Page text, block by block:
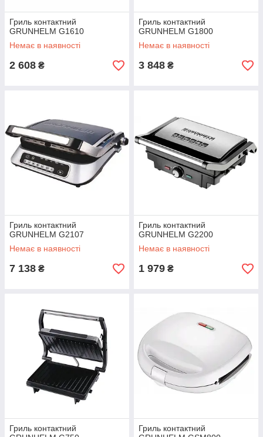
Гриль контактний
GRUNHELM G1610
Немає в наявності
2 608 ₴
Гриль контактний
GRUNHELM G1800
Немає в наявності
3 848 ₴
Гриль контактний
GRUNHELM G2107
Немає в наявності
7 138 ₴
Гриль контактний
GRUNHELM G2200
Немає в наявності
1 979 ₴
Гриль контактний
Гриль контактний